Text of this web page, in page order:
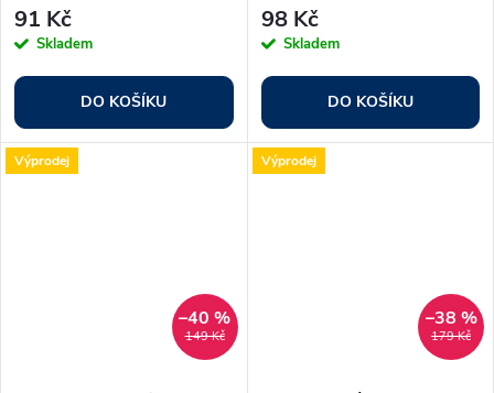
91 Kč
Skladem
DO KOŠÍKU
98 Kč
Skladem
DO KOŠÍKU
Výprodej
149 Kč
–40 %
Výprodej
179 Kč
–38 %